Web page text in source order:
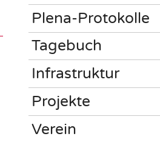
Plena-Protokolle
Tagebuch
Infrastruktur
Projekte
Verein